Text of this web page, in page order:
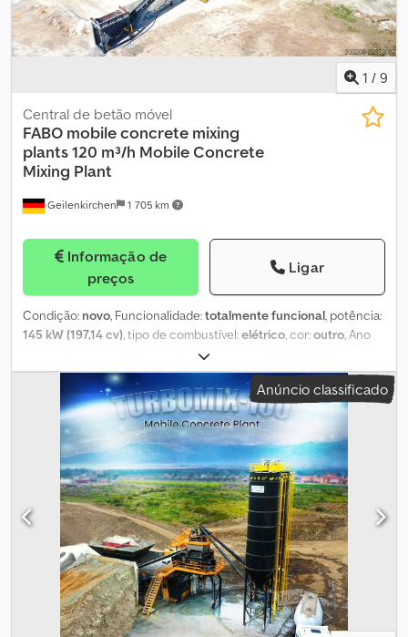
1 / 9
Geilenkirchen 1 705 km
Central de betão móvel
FABO mobile concrete mixing
plants120 m³/h Mobile Concrete
Mixing Plant
Informação de
preços
Ligar
Condição: novo, Funcionalidade:totalmente funcional, potência:
145 kW (197,14 cv), tipo de combustível:elétrico, cor:outro, Ano
, *Todos os nossos produtos são fabricados com
cuidado e estão cobertos por uma garantia de 1 ano! *Instalação
e formação do operador GRATUITAS As centrais de betão móveis
totalmente automáticas da FABO TURBOMIX são a solução ideal
para os projectos que requerem um curto prazo e um
assentamento compactado num local de trabalho específico.
Uma vez que todo o equipamento de uma central de betão é
montado num único chassis móvel, a central pode ser facilmente
deslocada por apenas um camião. A produtividade das centrais
de betão móveis TURBOMIX varia de 30 m3/h a 150 m3/h. A série
FABO TURBOMIX de centrais de betão móveis tem controlo
automático, pesagem estática/dinâmica por célula de carga de
materiais agregados e aditivos. As centrais de betão têm um
misturador de betão qualitativo e forte, que fornece uma mistura
homogénea de alta capacidade. ESPECIFICAÇÕES TÉCNICAS:
Anúncio classificado